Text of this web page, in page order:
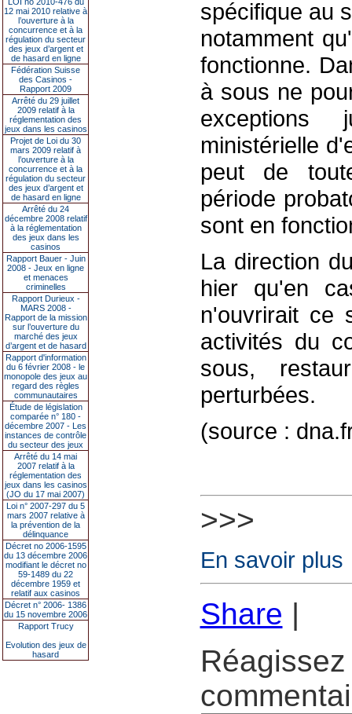
12 mai 2010 relative à
l’ouverture à la
concurrence et à la
régulation du secteur
des jeux d’argent et
de hasard en ligne
Fédération Suisse
des Casinos -
Rapport 2009
Arrêté du 29 juillet
2009 relatif à la
réglementation des
jeux dans les casinos
Projet de Loi du 30
mars 2009 relatif à
l’ouverture à la
concurrence et à la
régulation du secteur
des jeux d’argent et
de hasard en ligne
Arrêté du 24
décembre 2008 relatif
à la réglementation
des jeux dans les
casinos
Rapport Bauer - Juin
2008 - Jeux en ligne
et menaces
criminelles
Rapport Durieux -
MARS 2008 -
Rapport de la mission
sur l’ouverture du
marché des jeux
d’argent et de hasard
Rapport d'information
du 6 février 2008 - le
monopole des jeux au
regard des règles
communautaires
Étude de législation
comparée n° 180 -
décembre 2007 - Les
instances de contrôle
du secteur des jeux
Arrêté du 14 mai
2007 relatif à la
réglementation des
jeux dans les casinos
(JO du 17 mai 2007)
Loi n° 2007-297 du 5
mars 2007 relative à
la prévention de la
délinquance
Décret no 2006-1595
du 13 décembre 2006
modifiant le décret no
59-1489 du 22
décembre 1959 et
relatif aux casinos
Décret n° 2006- 1386
du 15 novembre 2006
Rapport Trucy
Evolution des jeux de
hasard
spécifique au
notamment
fonctionne.
à sous ne
exceptions
ministérielle
peut de
période
sont en
La direction
hier qu'en
n'ouvrirait ce
activités du
sous,
perturbées.
(source :
>>>
En savoir plus
Share |